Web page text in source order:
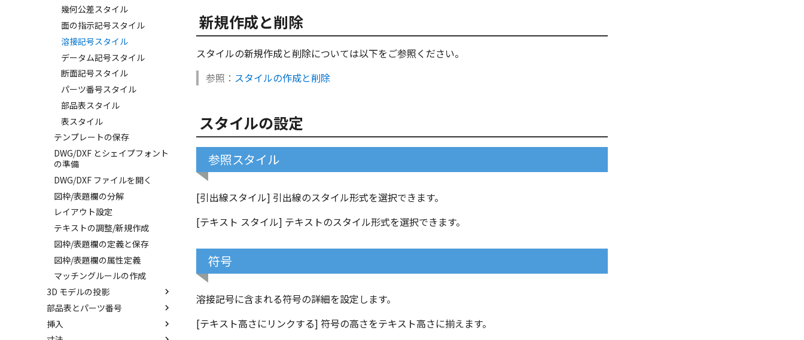
幾何公差スタイル
面の指示記号スタイル
溶接記号スタイル
データム記号スタイル
断面記号スタイル
パーツ番号スタイル
部品表スタイル
表スタイル
テンプレートの保存
DWG/DXF とシェイプフォント
の準備
DWG/DXF ファイルを開く
図枠/表題欄の分解
レイアウト設定
テキストの調整/新規作成
図枠/表題欄の定義と保存
図枠/表題欄の属性定義
マッチングルールの作成
3D モデルの投影
投影図の作成
投影図の追加
部品表とパーツ番号
3Dとリンクあり
挿入
新規作成と削除
スタイルの新規作成と削除については以下をご参照ください。
参照： スタイルの作成と削除
スタイルの設定
参照スタイル
[引出線スタイル] 引出線のスタイル形式を選択できます。
[テキスト スタイル] テキストのスタイル形式を選択できます。
符号
溶接記号に含まれる符号の詳細を設定します。
[テキスト高さにリンクする] 符号の高さをテキスト高さに揃えます。